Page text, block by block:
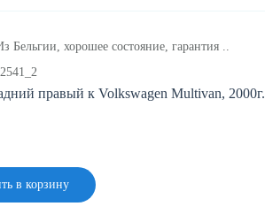
правый к Volkswagen Multivan, 2000г.
Бельгии, хорошее состояние, гарантия ..
в корзину